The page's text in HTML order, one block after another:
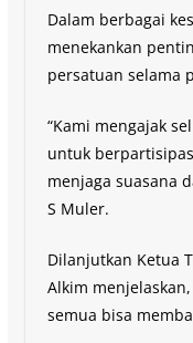
Dalam berbagai
menekankan
persatuan selama
“Kami mengajak
untuk
menjaga suasana
S Muler.
Dilanjutkan Ketua
Alkim
semua bisa